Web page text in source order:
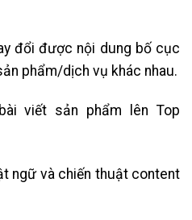
đổi được nội dung bố cục
phẩm/dịch vụ khác nhau.
viết sản phẩm lên Top
ngữ và chiến thuật content